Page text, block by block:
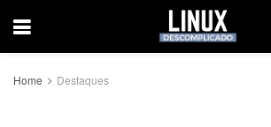
Home Destaques